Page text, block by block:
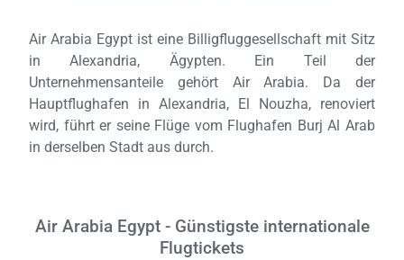
Air Arabia Egypt ist eine Billigfluggesellschaft mit Sitz
in Alexandria, Ägypten. Ein Teil der
Unternehmensanteile gehört Air Arabia. Da der
Hauptflughafen in Alexandria, El Nouzha, renoviert
wird, führt er seine Flüge vom Flughafen Burj Al Arab
in derselben Stadt aus durch.
Air Arabia Egypt - Günstigste internationale
Flugtickets